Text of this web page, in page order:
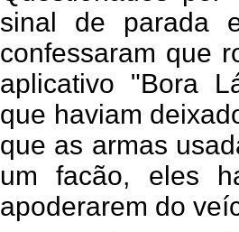
sinal de parada
confessaram que
aplicativo "Bora
que haviam
que as armas
um facão, eles
apoderarem do